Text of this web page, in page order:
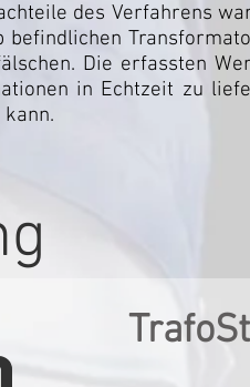
des Verfahrens
Die erfassten
in Echtzeit zu